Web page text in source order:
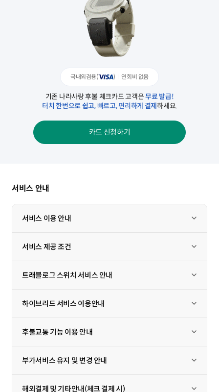
국내외겸용( ) 연회비 없음
기존 나라사랑 후불 체크카드 고객은무료 발급!
터치 한번으로 쉽고, 빠르고, 편리하게 결제하세요.
카드 신청하기
서비스 안내
서비스 이용 안내
서비스 제공 조건
트래블로그 스위치 서비스 안내
하이브리드 서비스 이용안내
후불교통 기능 이용 안내
부가서비스 유지 및 변경 안내
해외결제 및 기타안내(체크 결제 시)